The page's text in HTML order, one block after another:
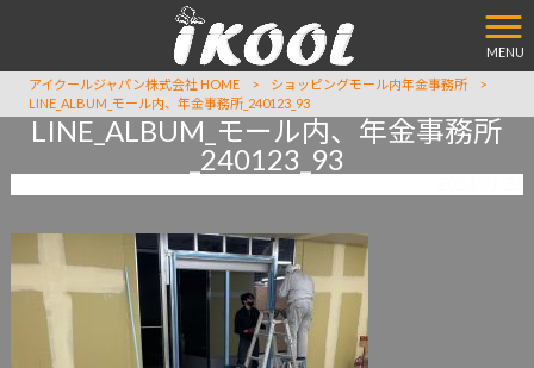
MENU
アイクールジャパン株式会社 HOME > ショッピングモール内年金事務所
>
LINE_ALBUM_モール内、年金事務所_240123_93
LINE_ALBUM_モール内、年金事務所
_240123_93